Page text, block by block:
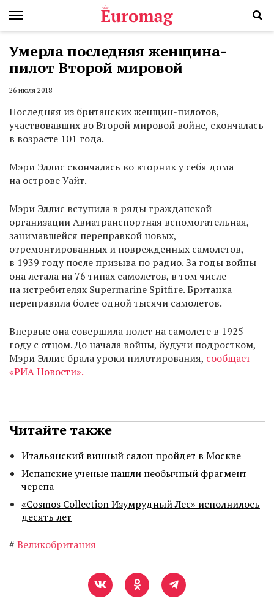
Умерла последняя женщина-
пилот Второй мировой
26 июля 2018
Последняя из британских женщин-пилотов,
участвовавших во Второй мировой войне, скончалась
в возрасте 101 года.
Мэри Эллис скончалась во вторник у себя дома
на острове Уайт.
Мэри Эллис вступила в ряды гражданской
организации Авиатранспортная вспомогательная,
занимавшейся переправкой новых,
отремонтированных и поврежденных самолетов,
в 1939 году после призыва по радио. За годы войны
она летала на 76 типах самолетов, в том числе
на истребителях Supermarine Spitfire. Британка
переправила более одной тысячи самолетов.
Впервые она совершила полет на самолете в 1925
году с отцом. До начала войны, будучи подростком,
Мэри Эллис брала уроки пилотирования, сообщает
«РИА Новости».
Читайте также
Итальянский винный салон пройдет в Москве
Испанские ученые нашли необычный фрагмент
черепа
«Cosmos Collection Изумрудный Лес» исполнилось
десять лет
# Великобритания